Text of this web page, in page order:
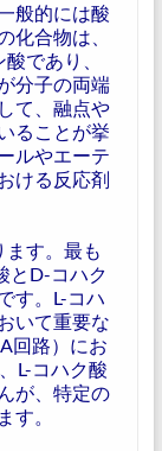
般的には酸
化合物は、
であり、
分子の両端
て、融点や
ることが挙
ルやエーテ
ける反応剤
す。最も
とD-コハク
す。L-コハ
いて重要な
回路）にお
L-コハク酸
が、特定の
す。